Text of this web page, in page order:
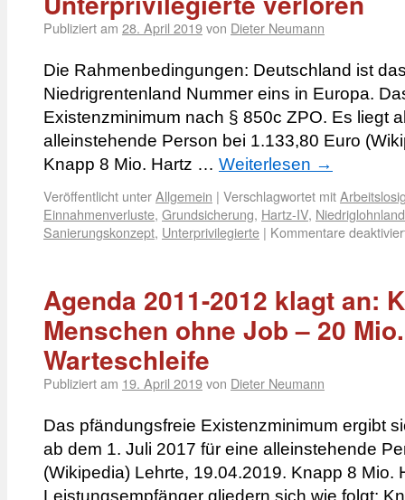
Publiziert am 28. April 2019von Dieter Neumann
Die Rahmenbedingungen: Deutschland ist
Niedrigrentenland Nummer eins in Europa.
Existenzminimum nach § 850c ZPO. Es liegt
alleinstehende Person bei 1.133,80 Euro
Knapp 8 Mio. Hartz … Weiterlesen →
Veröffentlicht unterAllgemein | Verschlagwortet mit
Einnahmenverluste, Grundsicherung, Hartz-IV, Niedriglohnland
Sanierungskonzept, Unterprivilegierte | Kommentare
Agenda 2011-2012 klagt an:
Menschen ohne Job – 20
Warteschleife
Publiziert am 19. April 2019von Dieter Neumann
Das pfändungsfreie Existenzminimum ergibt
ab dem 1. Juli 2017 für eine alleinstehende
(Wikipedia) Lehrte, 19.04.2019. Knapp 8 Mio.
Leistungsempfänger gliedern sich wie folgt: